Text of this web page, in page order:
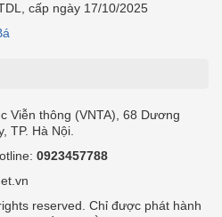
cấp ngày 17/10/2025
Viễn thông (VNTA), 68 Dương
TP. Hà Nội.
0923457788
reserved. Chỉ được phát hành